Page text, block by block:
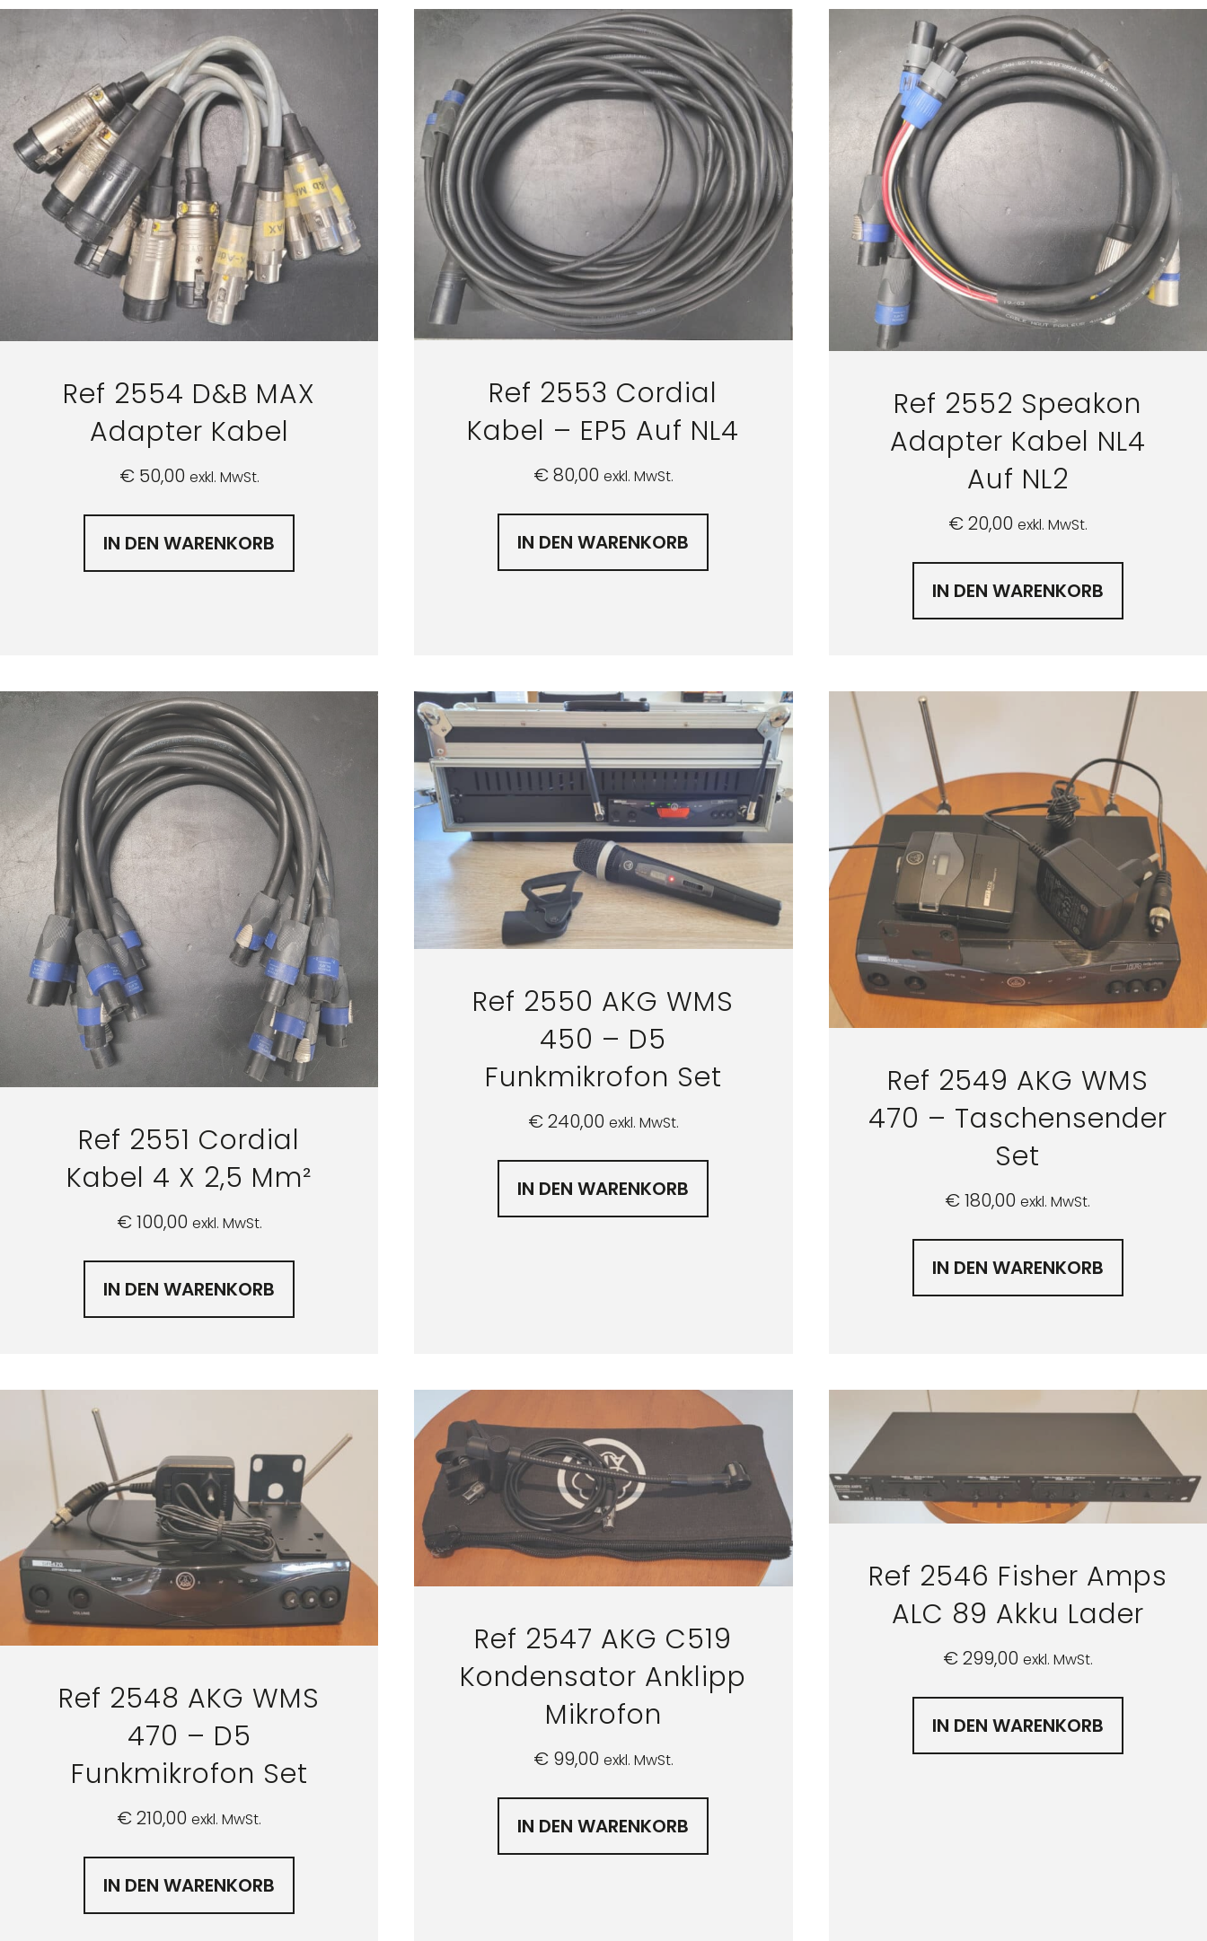
Ref 2554 D&B MAX
Adapter Kabel
€50,00 exkl. MwSt.
IN DEN WARENKORB
Ref 2553 Cordial
Kabel – EP5 Auf NL4
€80,00 exkl. MwSt.
IN DEN WARENKORB
Ref 2552 Speakon
Adapter Kabel NL4
Auf NL2
€20,00 exkl. MwSt.
IN DEN WARENKORB
Ref 2551 Cordial
Kabel 4 X 2,5 Mm²
€100,00 exkl. MwSt.
IN DEN WARENKORB
Ref 2550 AKG WMS
450 – D5
Funkmikrofon Set
€240,00 exkl. MwSt.
IN DEN WARENKORB
Ref 2549 AKG WMS
470 – Taschensender
Set
€180,00 exkl. MwSt.
IN DEN WARENKORB
Ref 2548 AKG WMS
470 – D5
Funkmikrofon Set
€210,00 exkl. MwSt.
IN DEN WARENKORB
Ref 2547 AKG C519
Kondensator Anklipp
Mikrofon
€99,00 exkl. MwSt.
IN DEN WARENKORB
Ref 2546 Fisher Amps
ALC 89 Akku Lader
€299,00 exkl. MwSt.
IN DEN WARENKORB